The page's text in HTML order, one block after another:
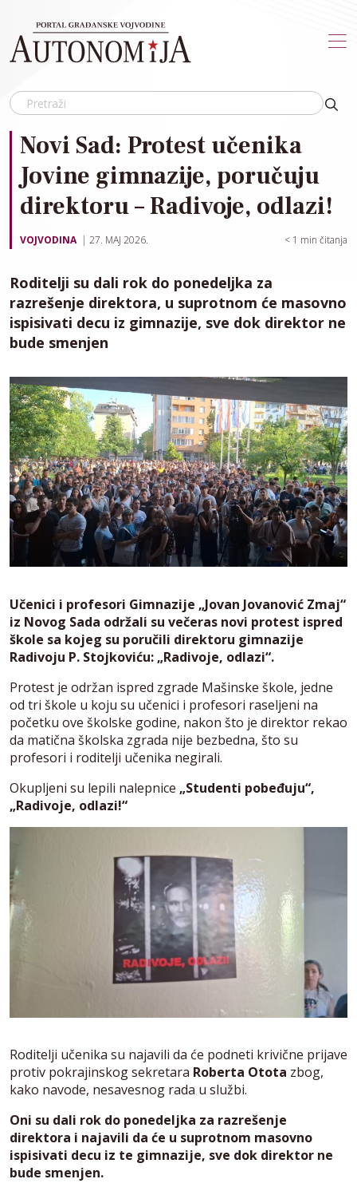
Novi Sad: Protest učenika
Jovine gimnazije, poručuju
direktoru – Radivoje, odlazi!
VOJVODINA 27. MAJ 2026. < 1 min čitanja
Roditelji su dali rok do ponedeljka za
razrešenje direktora, u suprotnom će masovno
ispisivati decu iz gimnazije, sve dok direktor ne
bude smenjen
Učenici i profesori Gimnazije „Jovan Jovanović Zmaj“
iz Novog Sada održali su večeras novi protest ispred
škole sa kojeg su poručili direktoru gimnazije
Radivoju P. Stojkoviću: „Radivoje, odlazi“.
Protest je održan ispred zgrade Mašinske škole, jedne
od tri škole u koju su učenici i profesori raseljeni na
početku ove školske godine, nakon što je direktor rekao
da matična školska zgrada nije bezbedna, što su
profesori i roditelji učenika negirali.
Okupljeni su lepili nalepnice „Studenti pobeđuju“,
„Radivoje, odlazi!“
Roditelji učenika su najavili da će podneti krivične prijave
protiv pokrajinskog sekretara Roberta Otota zbog,
kako navode, nesavesnog rada u službi.
Oni su dali rok do ponedeljka za razrešenje
direktora i najavili da će u suprotnom masovno
ispisivati decu iz te gimnazije, sve dok direktor ne
bude smenjen.